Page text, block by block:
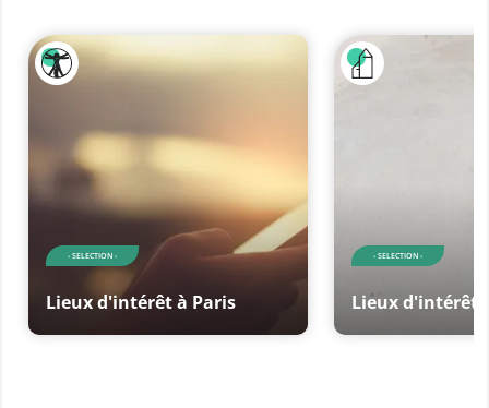
- SELECTION -
Lieux d'intérêt à Paris
- SELECTION -
Lieux d'intérêt